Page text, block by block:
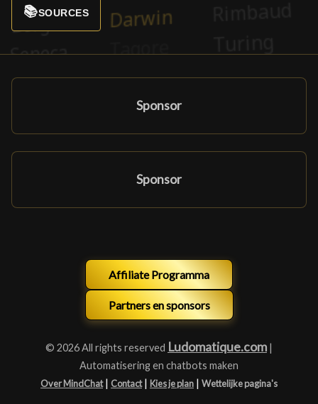
📚SOURCES
Sponsor
Sponsor
Affiliate Programma
Partners en sponsors
© 2026 All rights reserved Ludomatique.com |
Automatisering en chatbots maken
Over MindChat | Contact | Kies je plan | Wettelijke pagina's